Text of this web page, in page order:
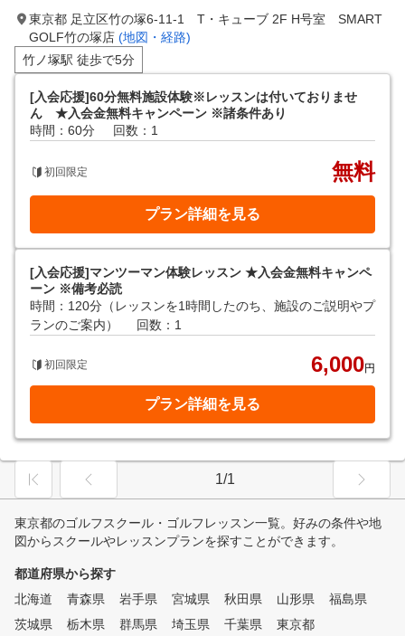
東京都 足立区竹の塚6-11-1 T・キューブ 2F H号室 SMART
GOLF竹の塚店 (地図・経路)
竹ノ塚駅 徒歩で5分
[入会応援]60分無料施設体験※レッスンは付いておりませ
ん ★入会金無料キャンペーン ※諸条件あり
時間：60分
回数：1
初回限定 無料
プラン詳細を見る
[入会応援]マンツーマン体験レッスン ★入会金無料キャンペ
ーン ※備考必読
時間：120分（レッスンを1時間したのち、施設のご説明やプ
ランのご案内）
回数：1
初回限定 6,000円
プラン詳細を見る
1/1
東京都のゴルフスクール・ゴルフレッスン一覧。好みの条件や地
図からスクールやレッスンプランを探すことができます。
都道府県から探す
北海道
青森県 岩手県 宮城県 秋田県 山形県
福島県
茨城県
栃木県 群馬県 埼玉県 千葉県
東京都